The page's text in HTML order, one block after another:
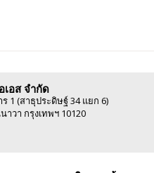
อส จำกัด
1 (สาธุประดิษฐ์ 34 แยก 6)
าวา กรุงเทพฯ 10120